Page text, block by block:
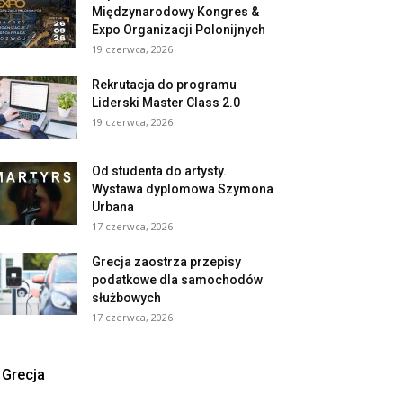
Międzynarodowy Kongres &
Expo Organizacji Polonijnych
19 czerwca, 2026
Rekrutacja do programu
Liderski Master Class 2.0
19 czerwca, 2026
Od studenta do artysty.
Wystawa dyplomowa Szymona
Urbana
17 czerwca, 2026
Grecja zaostrza przepisy
podatkowe dla samochodów
służbowych
17 czerwca, 2026
Grecja